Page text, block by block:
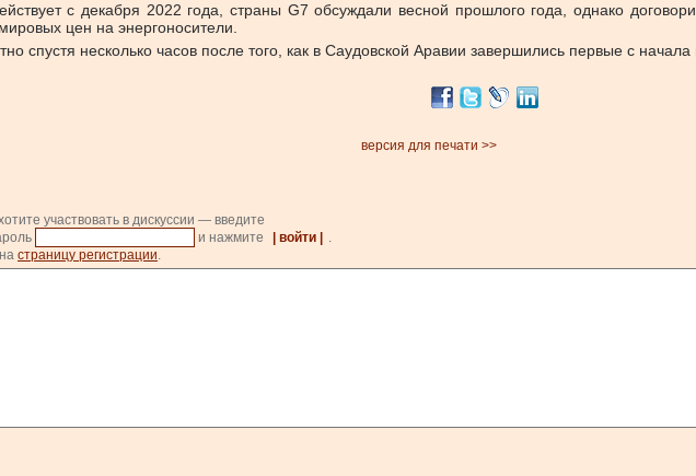
с декабря 2022 года, страны G7 обсуждали весной прошлого года, однако
цен на энергоносители.
спустя несколько часов после того, как в Саудовской Аравии завершились первые с
версия для печати >>
участвовать в дискуссии — введите
и нажмите | войти |
.
страницу регистрации.